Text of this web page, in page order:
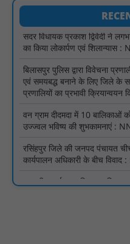
सदर विधायक प्रकाश द्विवेदी ने
का किया लोकार्पण एवं शिलान्यास :
बिलासपुर पुलिस द्वारा विवेचना
एवं समयबद्ध बनाने के लिए जिले के
प्रणालियों का प्रभावी क्रियान्वयन
वन ग्राम दीदमदा में 10 बालिकाओं
उज्ज्वल भविष्य की शुभकामनाएं :
रसिंहपुर जिले की जनपद पंचायत
कार्यपालन अधिकारी के बीच विवाद :
शासकीय धुर्वाराव माड़िया
जागरूकता कार्यक्रम आयोजित :
राजनांदगांव जिले की बेटी